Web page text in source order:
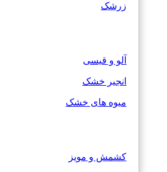
زرشک
آلو و قیسی
انجیر خشک
میوه های خشک
کشمش و مویز